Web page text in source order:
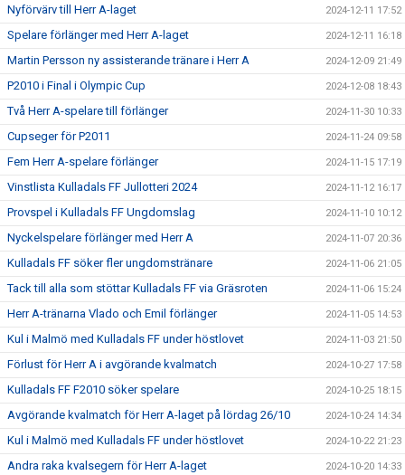
Nyförvärv till Herr A-laget 2024-12-11 17:52
Spelare förlänger med Herr A-laget 2024-12-11 16:18
Martin Persson ny assisterande tränare i Herr A 2024-12-09 21:49
P2010 i Final i Olympic Cup 2024-12-08 18:43
Två Herr A-spelare till förlänger 2024-11-30 10:33
Cupseger för P2011 2024-11-24 09:58
Fem Herr A-spelare förlänger 2024-11-15 17:19
Vinstlista Kulladals FF Jullotteri 2024 2024-11-12 16:17
Provspel i Kulladals FF Ungdomslag 2024-11-10 10:12
Nyckelspelare förlänger med Herr A 2024-11-07 20:36
Kulladals FF söker fler ungdomstränare 2024-11-06 21:05
Tack till alla som stöttar Kulladals FF via Gräsroten 2024-11-06 15:24
Herr A-tränarna Vlado och Emil förlänger 2024-11-05 14:53
Kul i Malmö med Kulladals FF under höstlovet 2024-11-03 21:50
Förlust för Herr A i avgörande kvalmatch 2024-10-27 17:58
Kulladals FF F2010 söker spelare 2024-10-25 18:15
Avgörande kvalmatch för Herr A-laget på lördag 26/10 2024-10-24 14:34
Kul i Malmö med Kulladals FF under höstlovet 2024-10-22 21:23
Andra raka kvalsegern för Herr A-laget 2024-10-20 14:33